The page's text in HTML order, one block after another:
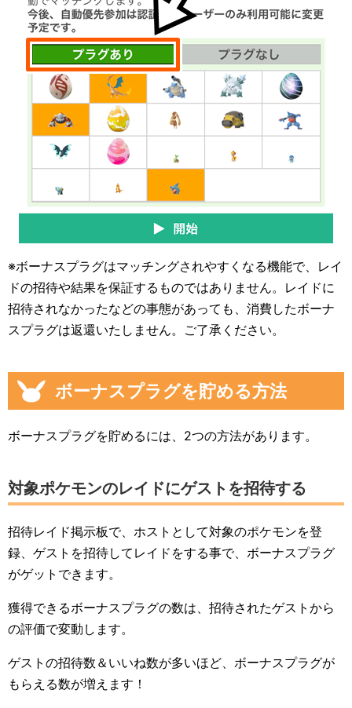
※ボーナスプラグはマッチングされやすくなる機能で、レイ
ドの招待や結果を保証するものではありません。レイドに
招待されなかったなどの事態があっても、消費したボーナ
スプラグは返還いたしません。ご了承ください。
ボーナスプラグを貯める方法
ボーナスプラグを貯めるには、2つの方法があります。
対象ポケモンのレイドにゲストを招待する
招待レイド掲示板で、ホストとして対象のポケモンを登
録、ゲストを招待してレイドをする事で、ボーナスプラグ
がゲットできます。
獲得できるボーナスプラグの数は、招待されたゲストから
の評価で変動します。
ゲストの招待数＆いいね数が多いほど、ボーナスプラグが
もらえる数が増えます！